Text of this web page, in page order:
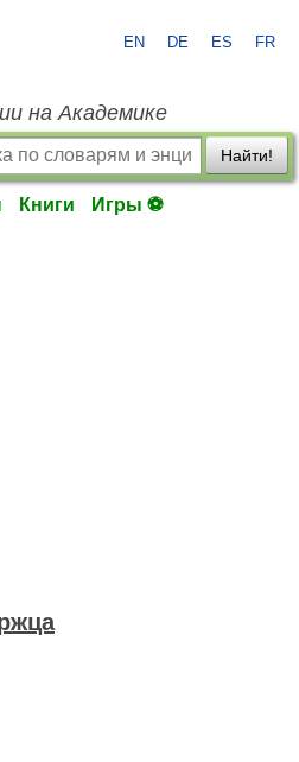
EN DE ES FR
на Академике
Найти!
Книги Игры ⚽